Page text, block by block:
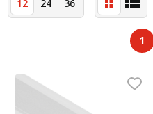
Система V-паза NEW!
Алюминиевые
Крейты и кассеты
12 24 36
1